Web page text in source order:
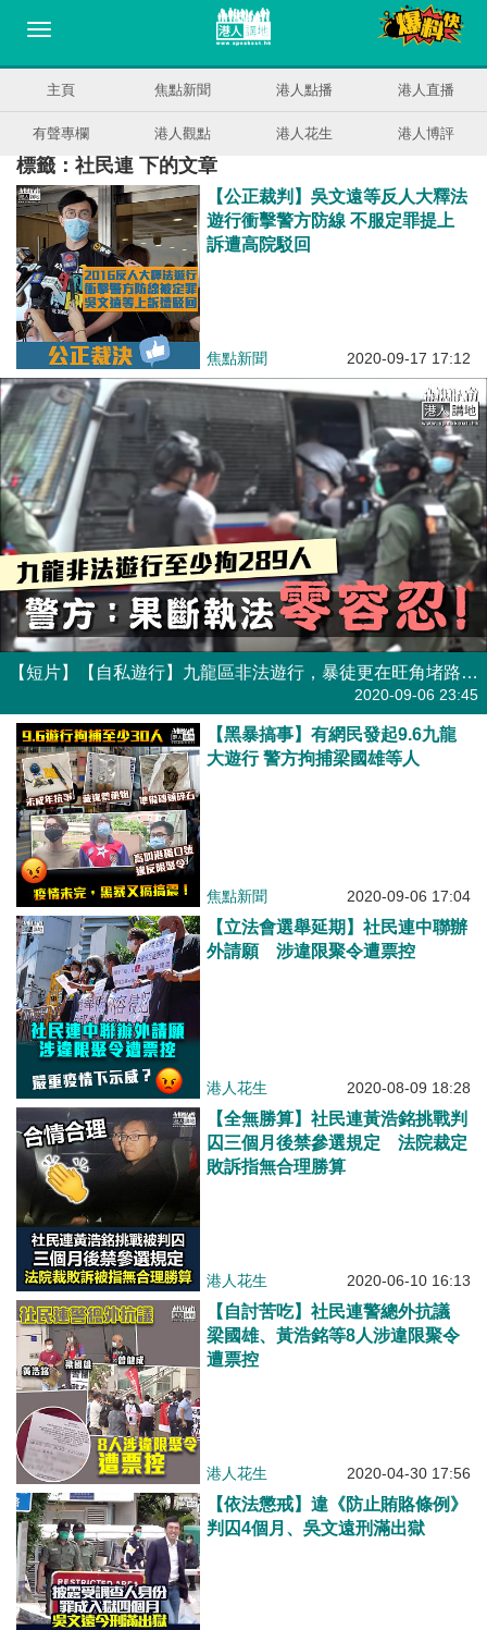
主頁 焦點新聞 港人點播 港人直播
有聲專欄 港人觀點 港人花生 港人博評
標籤：社民連 下的文章
【公正裁判】吳文遠等反人大釋法
遊行衝擊警方防線 不服定罪提上
訴遭高院駁回
焦點新聞 2020-09-17 17:12
【短片】【自私遊行】九龍區非法遊行，暴徒更在旺角堵路擲雜物。政府強烈譴責行為自私，增加病毒傳播風險，又指叫口號或違港區國安法；中聯辦表明支持警方果斷執法
2020-09-06 23:45
【黑暴搞事】有網民發起9.6九龍
大遊行 警方拘捕梁國雄等人
焦點新聞 2020-09-06 17:04
【立法會選舉延期】社民連中聯辦
外請願 涉違限聚令遭票控
港人花生 2020-08-09 18:28
【全無勝算】社民連黃浩銘挑戰判
囚三個月後禁參選規定 法院裁定
敗訴指無合理勝算
港人花生 2020-06-10 16:13
【自討苦吃】社民連警總外抗議
梁國雄、黃浩銘等8人涉違限聚令
遭票控
港人花生 2020-04-30 17:56
【依法懲戒】違《防止賄賂條例》
判囚4個月、吳文遠刑滿出獄